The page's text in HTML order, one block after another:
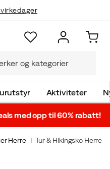
Aktiviteter
med opp til 60% rabatt!
Herre Tur & Hikingsko Herre